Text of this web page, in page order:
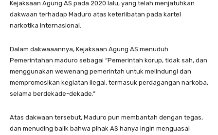
Kejaksaan Agung AS pada 2020 lalu, yang telah menjatuhkan
dakwaan terhadap Maduro atas keterlibatan pada kartel
narkotika internasional.
Dalam dakwaaannya, Kejaksaan Agung AS menuduh
Pemerintahan maduro sebagai “Pemerintah korup, tidak sah, dan
menggunakan wewenang pemerintah untuk melindungi dan
mempromosikan kegiatan ilegal, termasuk perdagangan narkoba,
selama berdekade-dekade.”
Atas dakwaan tersebut, Maduro pun membantah dengan tegas,
dan menuding balik bahwa pihak AS hanya ingin menguasai